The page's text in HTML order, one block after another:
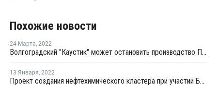
Похожие новости
24 Марта, 2022
Волгоградский "Каустик" может остановить производство ПВХ из-за нехватки добавок
13 Января, 2022
Проект создания нефтехимического кластера при участии БСК может быть приостановлен из-за беспорядков в Казахстане